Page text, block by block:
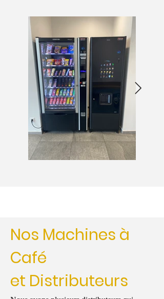
Nos Machines à
Café
et Distributeurs